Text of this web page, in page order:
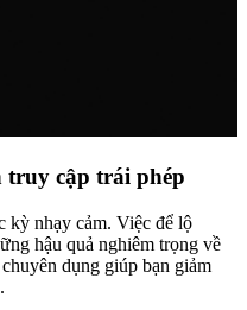
truy cập trái phép
kỳ nhạy cảm. Việc để lộ
hậu quả nghiêm trọng về
dụng giúp bạn giảm